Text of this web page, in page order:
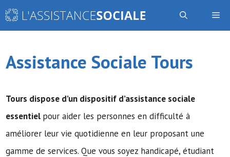
Aller
Assistance Sociale Tours
Tours dispose d’un dispositif d’assistance sociale
essentiel pour aider les personnes en difficulté à
améliorer leur vie quotidienne en leur proposant une
gamme de services. Que vous soyez handicapé, étudiant